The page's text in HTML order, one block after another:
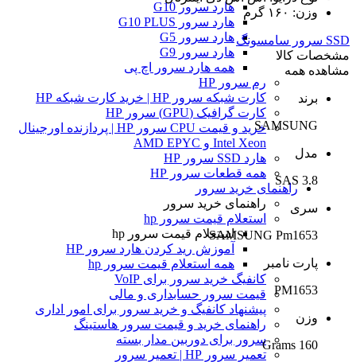
هارد سرور G10
هارد سرور G10 PLUS
هارد سرور G5
هارد سرور G9
همه هارد سرور اچ پی
رم سرور HP
کارت شبکه سرور HP | خرید کارت شبکه HP
کارت گرافیک (GPU) سرور HP
خرید و قیمت CPU سرور HP | پردازنده اورجینال
Intel Xeon و AMD EPYC
هارد SSD سرور HP
همه قطعات سرور HP
راهنمای خرید سرور
راهنمای خرید سرور
استعلام قیمت سرور hp
استعلام قیمت سرور hp
آموزش ريد كردن هارد سرور HP
همه استعلام قیمت سرور hp
کانفیگ خرید سرور برای VoIP
قیمت سرور حسابداری و مالی
پیشنهاد کانفیگ و خرید سرور برای امور اداری
راهنمای خرید و قیمت سرور هاستینگ
سرور برای دوربین مدار بسته
تعمیر سرور HP | تعمیر سرور
وزن: ۱۶۰ گرم
SSD سرور سامسونگ
مشخصات کالا
مشاهده همه
برند
SAMSUNG
مدل
3.8 SAS
سری
SAMSUNG Pm1653
پارت نامبر
PM1653
وزن
160 Grams